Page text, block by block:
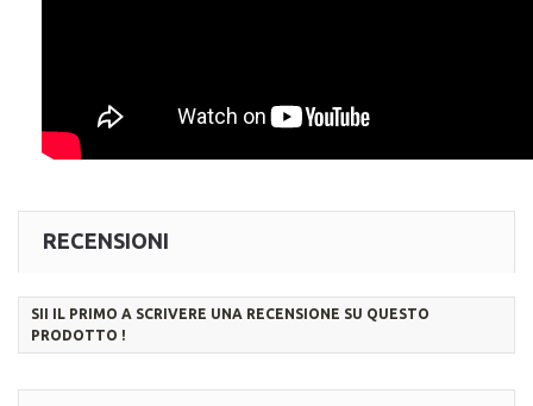
RECENSIONI
SII IL PRIMO A SCRIVERE UNA RECENSIONE SU QUESTO
PRODOTTO !